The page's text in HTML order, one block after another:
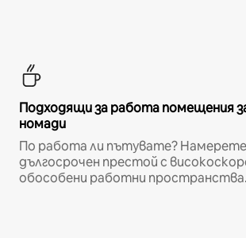
Подходящи за работа помещения
номади
По работа ли пътувате?
дългосрочен престой с
обособени работни пространства.